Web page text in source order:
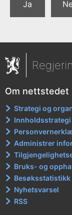
Ja
Om nettstedet
Strategi og
Administrer
Bruks- og
Besøksstatistikk
Nyhetsvarsel
RSS